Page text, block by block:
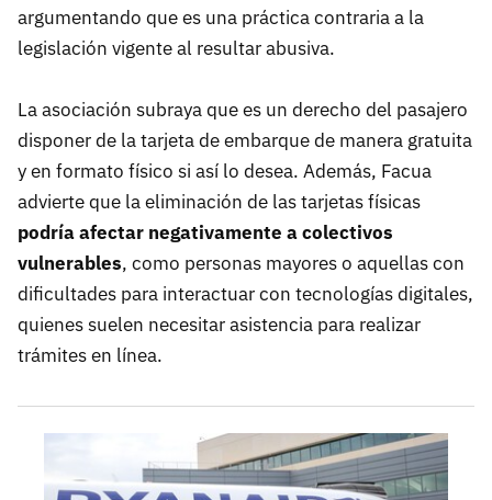
argumentando que es una práctica contraria a la
legislación vigente al resultar abusiva.
La asociación subraya que es un derecho del pasajero
disponer de la tarjeta de embarque de manera gratuita
y en formato físico si así lo desea. Además, Facua
advierte que la eliminación de las tarjetas físicas
podría afectar negativamente a colectivos
vulnerables, como personas mayores o aquellas con
dificultades para interactuar con tecnologías digitales,
quienes suelen necesitar asistencia para realizar
trámites en línea. ​